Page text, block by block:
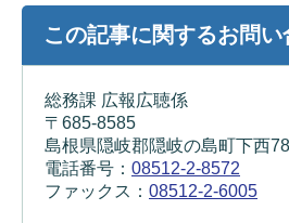
この記事に関するお問い
総務課 広報広聴係
〒685-8585
島根県隠岐郡隠岐の島町下西
電話番号： 08512-2-8572
ファックス： 08512-2-6005